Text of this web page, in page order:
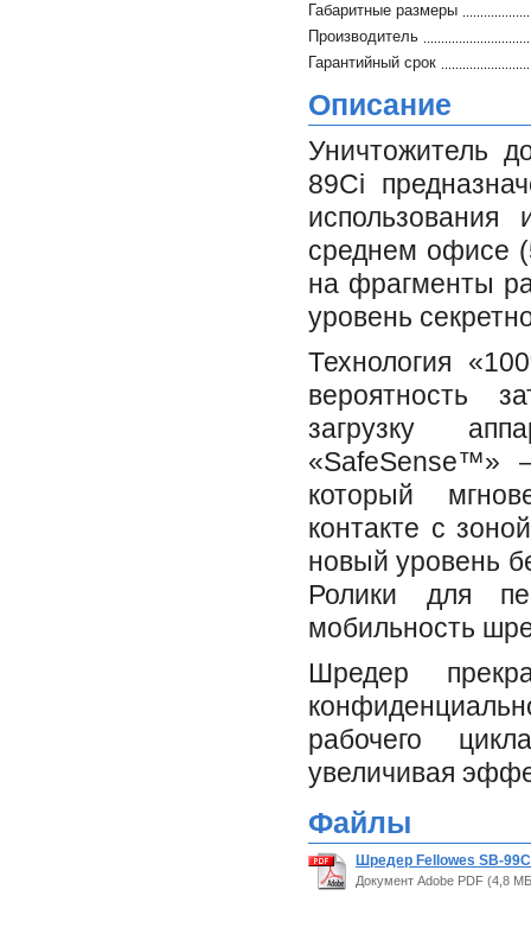
Габаритные размеры
Производитель
Гарантийный срок
Описание
Уничтожитель
89Ci
использования
среднем офисе
на фрагменты
уровень
Технология
вероятность
загрузку
«SafeSense™»
который
контакте с
новый уровень
Ролики для
мобильность
Шредер
рабочего
увеличивая
Файлы
Шредер Fellowes SB-
Документ Adobe PDF (4,8